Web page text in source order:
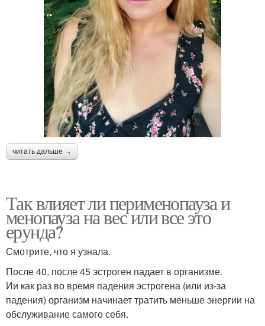
читать дальше →
Так влияет ли перименопауза и
менопауза на вес или все это
ерунда?
Смотрите, что я узнала.
После 40, после 45 эстроген падает в организме.
Ии как раз во время падения эстрогена (или из-за
падения) организм начинает тратить меньше энергии на
обслуживание самого себя.